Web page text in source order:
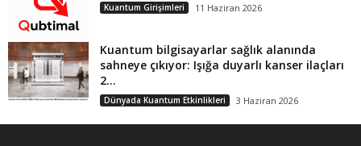
Kuantum Girişimleri 11 Haziran 2026
Kuantum bilgisayarlar sağlık alanında
sahneye çıkıyor: Işığa duyarlı kanser ilaçları
2...
Dünyada Kuantum Etkinlikleri 3 Haziran 2026